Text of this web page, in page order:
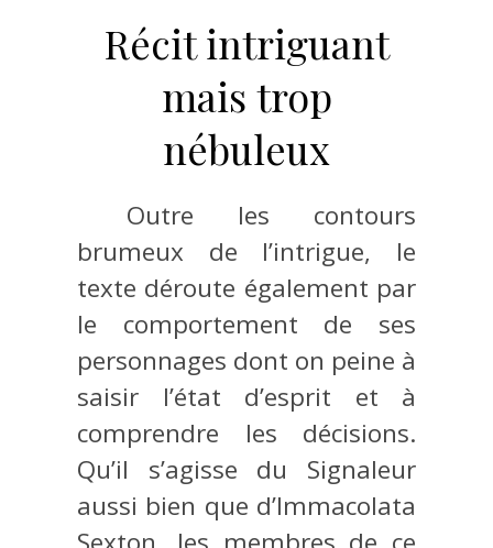
Récit intriguant
mais trop
nébuleux
Outre les contours
brumeux de l’intrigue, le
texte déroute également par
le comportement de ses
personnages dont on peine à
saisir l’état d’esprit et à
comprendre les décisions.
Qu’il s’agisse du Signaleur
aussi bien que d’Immacolata